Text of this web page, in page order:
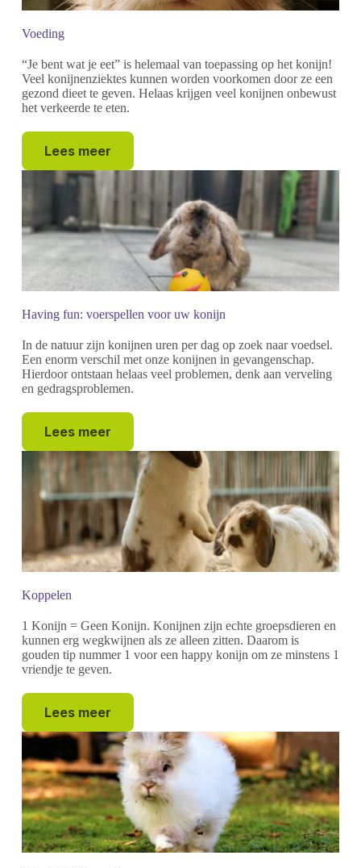
Voeding
“Je bent wat je eet” is helemaal van toepassing op het konijn!
Veel konijnenziektes kunnen worden voorkomen door ze een
gezond dieet te geven. Helaas krijgen veel konijnen onbewust
het verkeerde te eten.
Lees meer
Having fun: voerspellen voor uw konijn
In de natuur zijn konijnen uren per dag op zoek naar voedsel.
Een enorm verschil met onze konijnen in gevangenschap.
Hierdoor ontstaan helaas veel problemen, denk aan verveling
en gedragsproblemen.
Lees meer
Koppelen
1 Konijn = Geen Konijn. Konijnen zijn echte groepsdieren en
kunnen erg wegkwijnen als ze alleen zitten. Daarom is
gouden tip nummer 1 voor een happy konijn om ze minstens 1
vriendje te geven.
Lees meer